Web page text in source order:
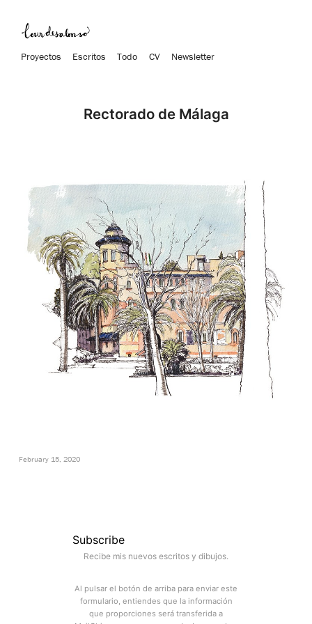
Proyectos Escritos Todo CV Newsletter
Rectorado de Málaga
February 15, 2020
Subscribe
Recibe mis nuevos escritos y dibujos.
Al pulsar el botón de arriba para enviar este
formulario, entiendes que la información
que proporciones será transferida a